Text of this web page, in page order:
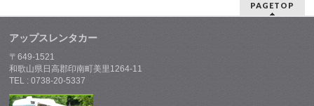
PAGETOP
アップスレンタカー
〒649-1521
和歌山県日高郡印南町美里1264-11
TEL : 0738-20-5337